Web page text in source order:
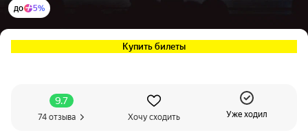
до 5%
Купить билеты
9.7
74 отзыва Хочу сходить Уже ходил